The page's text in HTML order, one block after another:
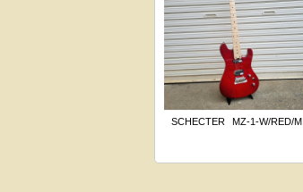
SCHECTER MZ-1-W/RED/M